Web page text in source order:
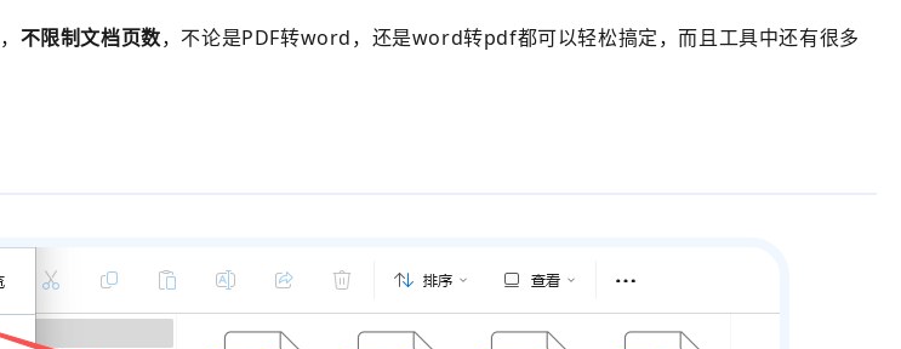
， 不限制文档页数，不论是PDF转word，还是word转pdf都可以轻松搞定，而且工具中还有很多